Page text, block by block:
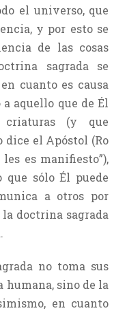
el universo, que
y por esto se
de las cosas
sagrada se
cuanto es causa
aquello que de Él
criaturas (y que
dice el Apóstol (Ro
les es manifiesto”),
sólo Él puede
a otros por
doctrina sagrada
no toma sus
sino de la
en cuanto